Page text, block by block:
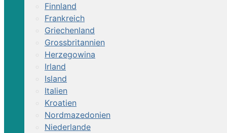
Finnland
Frankreich
Griechenland
Grossbritannien
Herzegowina
Irland
Island
Italien
Kroatien
Nordmazedonien
Niederlande